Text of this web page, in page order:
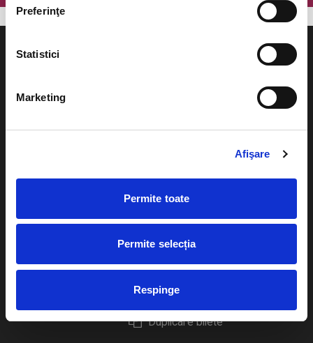
Preferinţe
Statistici
Marketing
Afişare
Permite toate
Permite selecția
Respinge
Cum comand bilete?
Plata online sau cash
eBilet printat acasa
Livrare prin curier
Returnare bilete
Duplicare bilete
Evenimente
festivaluri
Pentru copii